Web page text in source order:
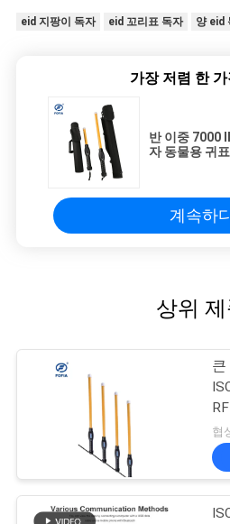
eid 지팡이 독자 eid 꼬리표 독자 양 eid
가장 저렴 한
반 이중 7000
자 동물용 귀
계속하
상위
큰
꼬
협